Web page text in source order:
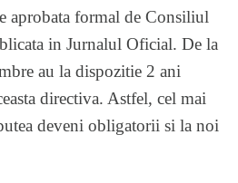
aprobata formal de Consiliul
in Jurnalul Oficial. De la
au la dispozitie 2 ani
directiva. Astfel, cel mai
deveni obligatorii si la noi